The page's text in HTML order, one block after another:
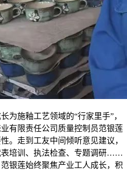
施釉工艺领域的“行家里手”，
有限责任公司质量控制员范银莲
。走到工友中间倾听意见建议，
表培训、执法检查、专题调研……
银莲始终聚焦产业工人成长，积